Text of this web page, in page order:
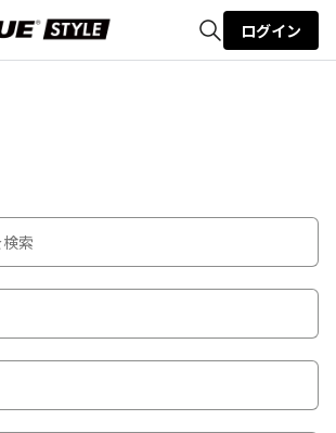
ログイン